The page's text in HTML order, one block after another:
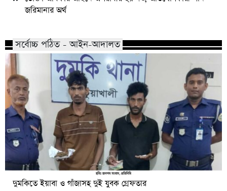
জরিমানার অর্থ
সর্বোচ্চ পঠিত - আইন-আদালত
দুমকিতে ইয়াবা ও গাঁজাসহ দুই যুবক গ্রেফতার